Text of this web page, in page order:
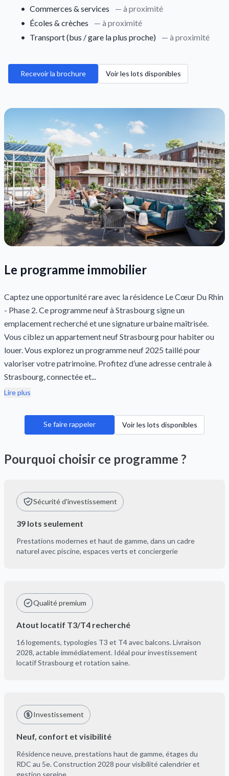
• Commerces & services
— à proximité
• Écoles & crèches
— à proximité
• Transport (bus / gare la plus proche) — à proximité
Recevoir la brochure Voir les lots disponibles
Le programme immobilier
Captez une opportunité rare avec la résidence Le Cœur Du Rhin
- Phase 2. Ce programme neuf à Strasbourg signe un
emplacement recherché et une signature urbaine maîtrisée.
Vous ciblez un appartement neuf Strasbourg pour habiter ou
louer. Vous explorez un programme neuf 2025 taillé pour
valoriser votre patrimoine. Profitez d’une adresse centrale à
Strasbourg, connectée et...
Lire plus
Se faire rappeler Voir les lots disponibles
Pourquoi choisir ce programme ?
Sécurité d'investissement
39 lots seulement
Prestations modernes et haut de gamme, dans un cadre
naturel avec piscine, espaces verts et conciergerie
Qualité premium
Atout locatif T3/T4 recherché
16 logements, typologies T3 et T4 avec balcons. Livraison
2028, actable immédiatement. Idéal pour investissement
locatif Strasbourg et rotation saine.
Investissement
Neuf, confort et visibilité
Résidence neuve, prestations haut de gamme, étages du
RDC au 5e. Construction 2028 pour visibilité calendrier et
gestion sereine.